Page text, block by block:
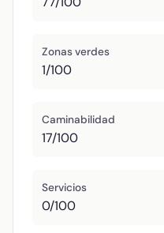
Zonas verdes
1/100
Caminabilidad
17/100
Servicios
0/100